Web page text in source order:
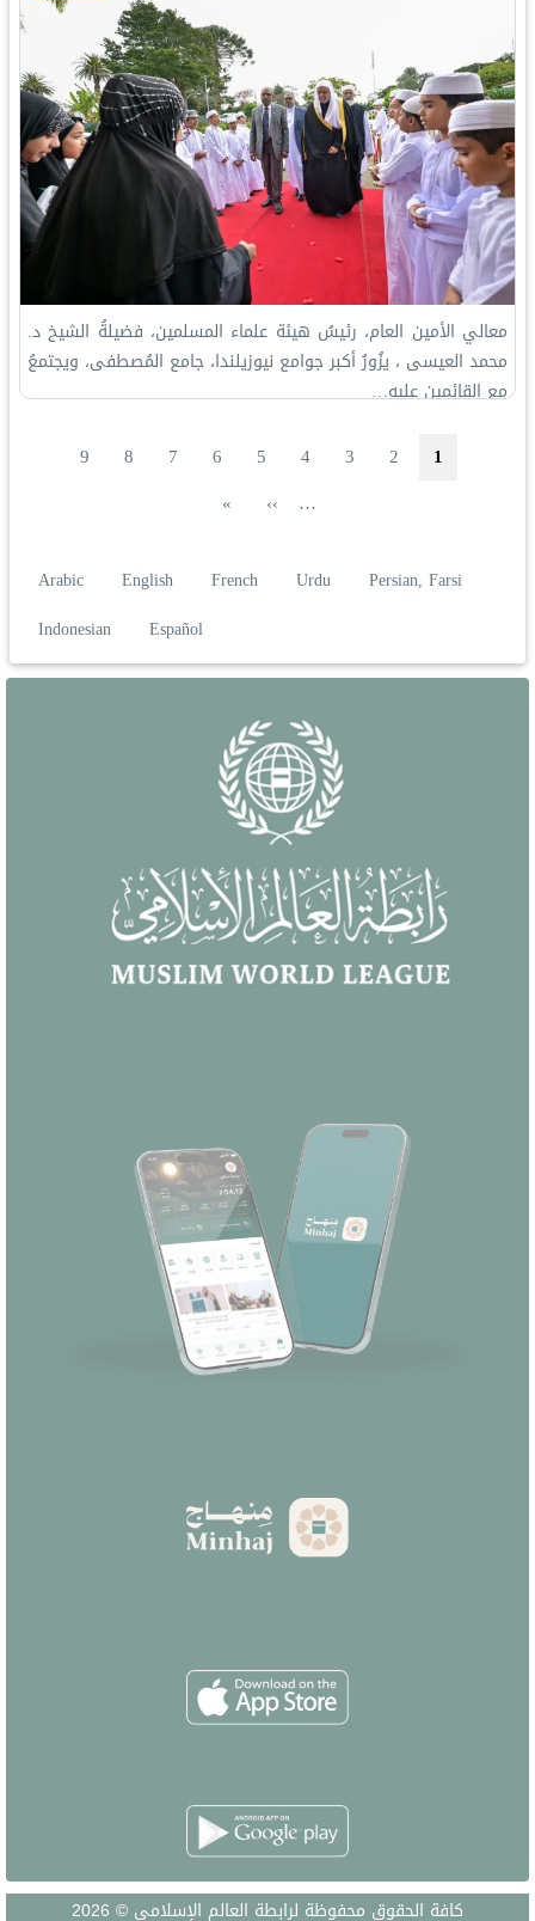
معالي الأمين العام، رئيسُ هيئة علماء المسلمين، فضيلةُ الشيخ د.
⁧‫محمد العيسى‬⁩ ‬⁩، يزُورُ أكبر جوامع نيوزيلندا، جامع المُصطفى، ويجتمعُ
مع القائمين عليه…
ترقيم الصفحاتالصفحة الحاليّة
1 الصفحة
2 الصفحة
3 الصفحة
4 الصفحة
5 الصفحة
6 الصفحة
7 الصفحة
8 الصفحة
9
…
الصفحة التالية
›› الصفحة الأخيرة
»
Arabic English French Urdu
Persian, Farsi
Indonesian
Español
كافة الحقوق محفوظة لرابطة العالم الإسلامي © 2026